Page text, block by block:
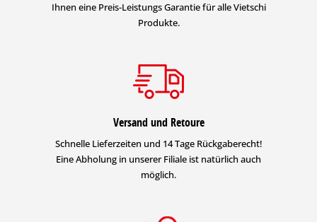
Ihnen eine Preis-Leistungs Garantie für alle Vietschi
Produkte.
Versand und Retoure
Schnelle Lieferzeiten und 14 Tage Rückgaberecht!
Eine Abholung in unserer Filiale ist natürlich auch
möglich.